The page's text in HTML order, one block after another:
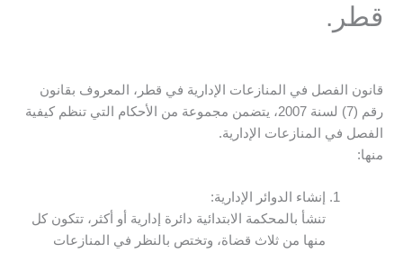
قطر.
قانون الفصل في المنازعات الإدارية في قطر، المعروف بقانون
رقم (7) لسنة 2007، يتضمن مجموعة من الأحكام التي تنظم كيفية
الفصل في المنازعات الإدارية.
منها:
إنشاء الدوائر الإدارية:
تنشأ بالمحكمة الابتدائية دائرة إدارية أو أكثر، تتكون كل
منها من ثلاث قضاة، وتختص بالنظر في المنازعات